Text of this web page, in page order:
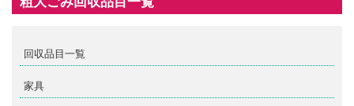
回収品目一覧
家具